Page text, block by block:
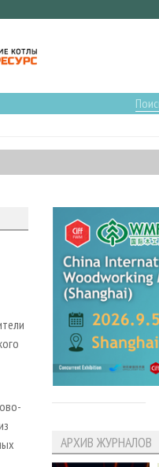
АРХИВ ЖУРНАЛОВ